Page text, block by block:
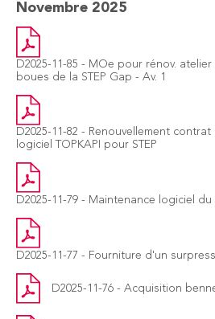
Novembre 2025
D2025-11-85 - MOe pour rénov.
boues de la STEP Gap - Av. 1
D2025-11-82 - Renouvellement
logiciel TOPKAPI pour STEP
D2025-11-79 - Maintenance logiciel
D2025-11-77 - Fourniture d'un
D2025-11-76 - Acquisition